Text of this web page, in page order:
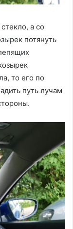
а со
потянуть
то его по
путь лучам